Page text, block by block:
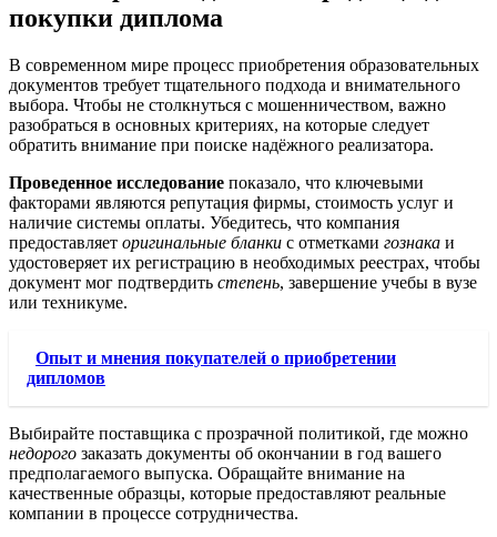
покупки диплома
В современном мире процесс приобретения образовательных
документов требует тщательного подхода и внимательного
выбора. Чтобы не столкнуться с мошенничеством, важно
разобраться в основных критериях, на которые следует
обратить внимание при поиске надёжного реализатора.
Проведенное исследование показало, что ключевыми
факторами являются репутация фирмы, стоимость услуг и
наличие системы оплаты. Убедитесь, что компания
предоставляет оригинальные бланки с отметками гознака и
удостоверяет их регистрацию в необходимых реестрах, чтобы
документ мог подтвердить степень, завершение учебы в вузе
или техникуме.
Опыт и мнения покупателей о приобретении
дипломов
Выбирайте поставщика с прозрачной политикой, где можно
недорого заказать документы об окончании в год вашего
предполагаемого выпуска. Обращайте внимание на
качественные образцы, которые предоставляют реальные
компании в процессе сотрудничества.